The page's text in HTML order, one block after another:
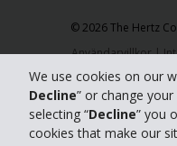
We use cookies on our
Decline” or change
selecting “Decline” you
cookies that make our
​​© 2026 The Hertz
Användarvillkor|